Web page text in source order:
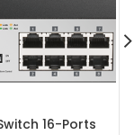
16-Ports